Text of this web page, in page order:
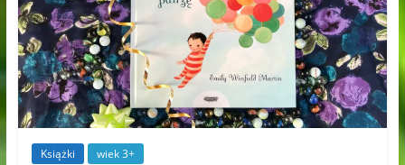
Książki wiek 3+